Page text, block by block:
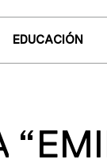
EDUCACIÓN